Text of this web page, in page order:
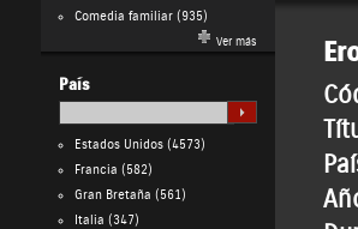
Comedia familiar(935)
Ver más
País
Estados Unidos(4573)
Francia (582)
Gran Bretaña (561)
Italia (347)